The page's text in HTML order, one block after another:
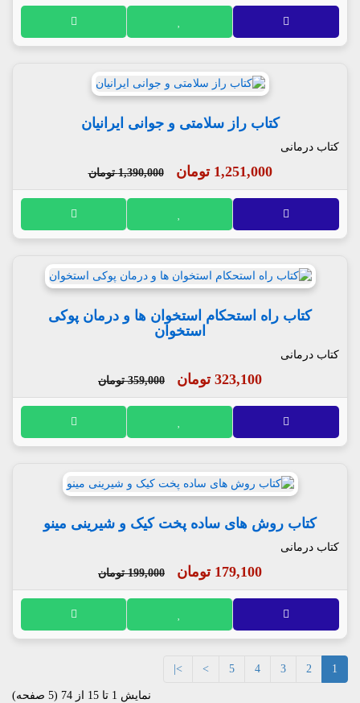
کتاب راز سلامتی و جوانی ایرانیان
کتاب درمانی
1,251,000 تومان 1,390,000 تومان
کتاب راه استحکام استخوان ها و درمان پوکی
استخوان
کتاب درمانی
323,100 تومان 359,000 تومان
کتاب روش های ساده پخت کیک و شیرینی مینو
کتاب درمانی
179,100 تومان 199,000 تومان
1
2
3
4
5
>
>|
نمایش 1 تا 15 از 74 (5 صفحه)